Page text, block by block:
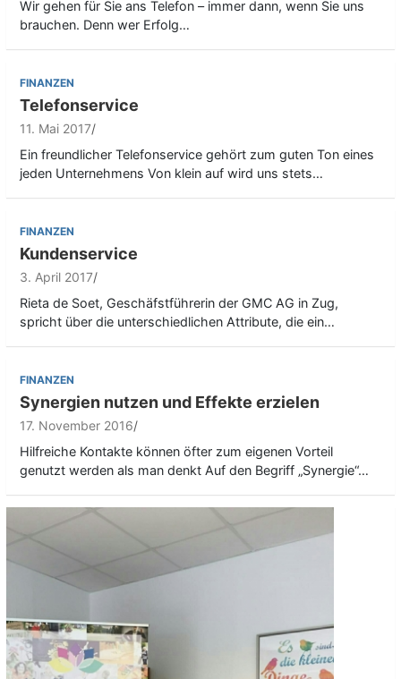
Wir gehen für Sie ans Telefon – immer dann, wenn Sie uns
brauchen. Denn wer Erfolg…
FINANZEN
Telefonservice
11. Mai 2017
Ein freundlicher Telefonservice gehört zum guten Ton eines
jeden Unternehmens Von klein auf wird uns stets…
FINANZEN
Kundenservice
3. April 2017
Rieta de Soet, Geschäfstführerin der GMC AG in Zug,
spricht über die unterschiedlichen Attribute, die ein…
FINANZEN
Synergien nutzen und Effekte erzielen
17. November 2016
Hilfreiche Kontakte können öfter zum eigenen Vorteil
genutzt werden als man denkt Auf den Begriff „Synergie“…